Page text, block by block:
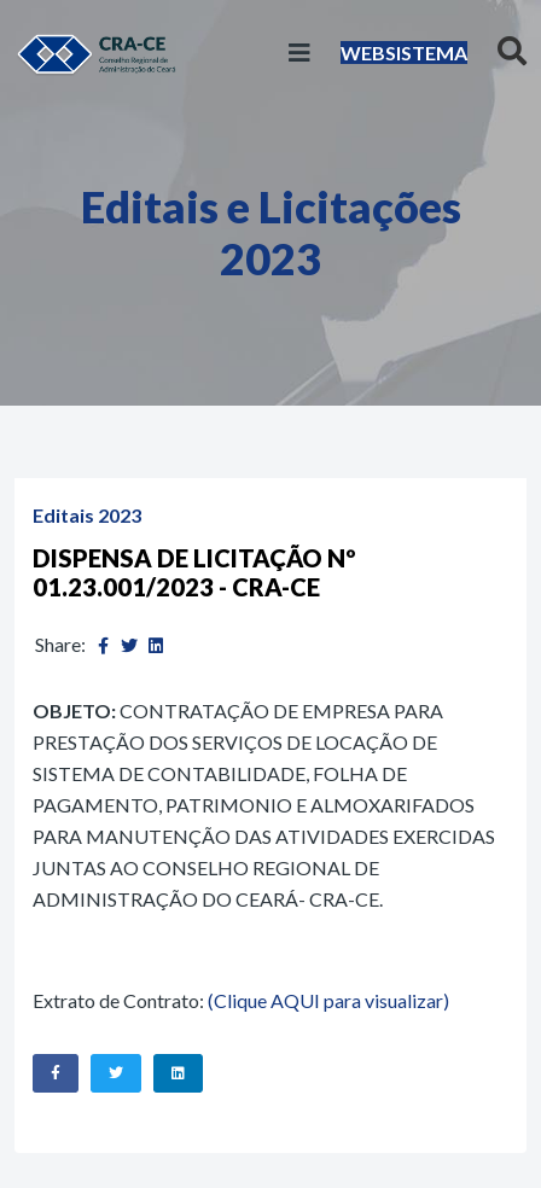
WEBSISTEMA
Editais e Licitações
2023
Editais 2023
DISPENSA DE LICITAÇÃO Nº
01.23.001/2023 - CRA-CE
Share:
OBJETO:CONTRATAÇÃO DE EMPRESA PARA
PRESTAÇÃO DOS SERVIÇOS DE LOCAÇÃO DE
SISTEMA DE CONTABILIDADE, FOLHA DE
PAGAMENTO, PATRIMONIO E ALMOXARIFADOS
PARA MANUTENÇÃO DAS ATIVIDADES EXERCIDAS
JUNTAS AO CONSELHO REGIONAL DE
ADMINISTRAÇÃO DO CEARÁ- CRA-CE.
Extrato de Contrato: (Clique AQUI para visualizar)